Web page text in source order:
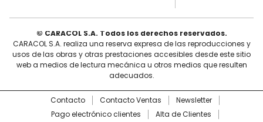
© CARACOL S.A. Todos los derechos reservados.
CARACOL S.A. realiza una reserva expresa de las reproducciones y
usos de las obras y otras prestaciones accesibles desde este sitio
web a medios de lectura mecánica u otros medios que resulten
adecuados.
Contacto Contacto Ventas
Newsletter
Pago electrónico clientes
Alta de Clientes